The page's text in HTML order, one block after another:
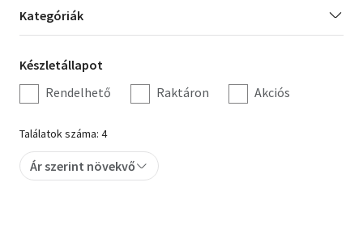
Hobbi, szabadidő
Irodalom
Művészet
Szakkönyv
Kategória
szűrés
Kategóriák
Készletállapot
szűrés
Készletállapot
Rendelhető
Raktáron Akciós
Találatok száma: 4
Ár szerint növekvő